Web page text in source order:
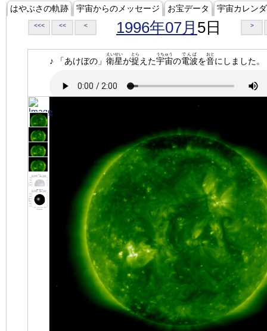
はやぶさの軌跡 宇宙からのメッセージ お宝データ 宇宙カレン
<<< << < 1996年07月 5日 >
♪ 「あけぼの」 衛星
えいせい
が捉
とら
えた宇宙
うちゅう
の電波
でんぱ
を音
おと
にしました。